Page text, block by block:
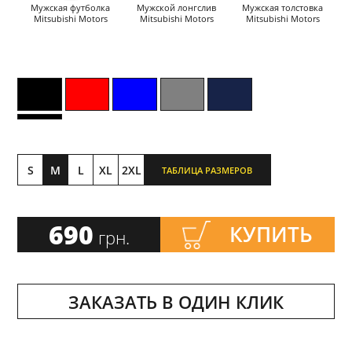
Мужская футболка
Mitsubishi Motors
Мужской лонгслив
Mitsubishi Motors
Мужская толстовка
Mitsubishi Motors
S M L XL 2XL ТАБЛИЦА РАЗМЕРОВ
690 грн. КУПИТЬ
ЗАКАЗАТЬ В ОДИН КЛИК